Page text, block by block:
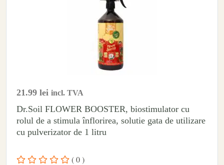
21.99 lei incl. TVA
Dr.Soil FLOWER BOOSTER, biostimulator cu
rolul de a stimula înflorirea, solutie gata de utilizare
cu pulverizator de 1 litru
( 0 )